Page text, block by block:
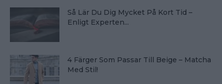
Så Lär Du Dig Mycket På Kort Tid –
Enligt Experten...
4 Färger Som Passar Till Beige – Matcha
Med Stil!